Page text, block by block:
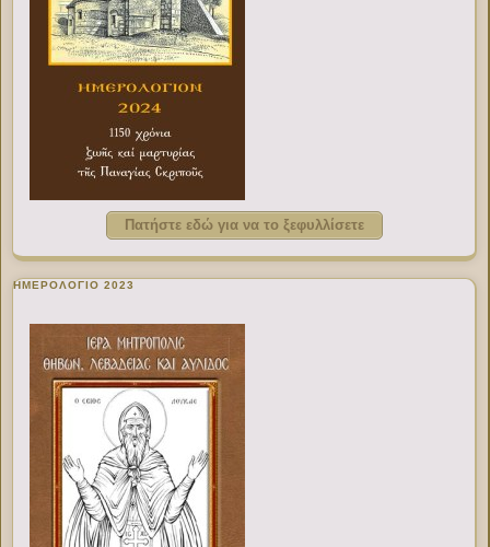
Πατήστε εδώ για να το ξεφυλλίσετε
ΗΜΕΡΟΛΟΓΙΟ 2023